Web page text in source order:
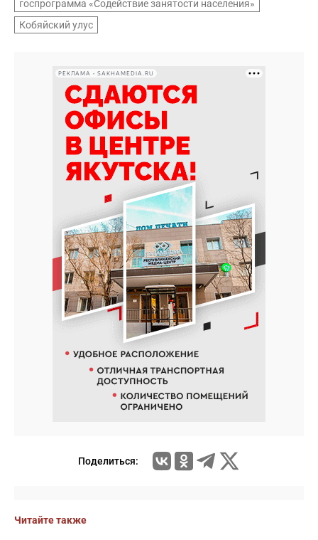
госпрограмма «Содействие занятости населения»
Кобяйский улус
РЕКЛАМА • SAKHAMEDIA.RU
Поделиться:
Читайте также